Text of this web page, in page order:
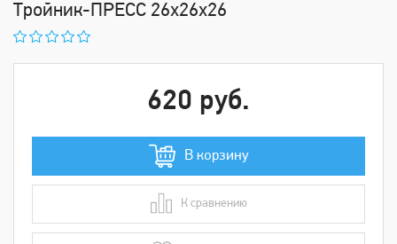
Тройник-ПРЕСС 26х26х26
620 руб.
В корзину
К сравнению
В сравнении